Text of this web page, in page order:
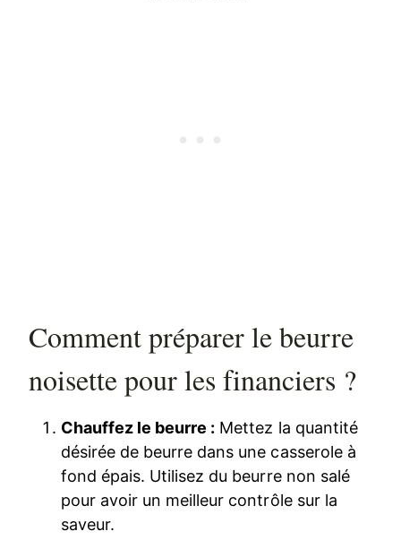
Comment préparer le beurre
noisette pour les financiers ?
Chauffez le beurre : Mettez la quantité
désirée de beurre dans une casserole à
fond épais. Utilisez du beurre non salé
pour avoir un meilleur contrôle sur la
saveur.